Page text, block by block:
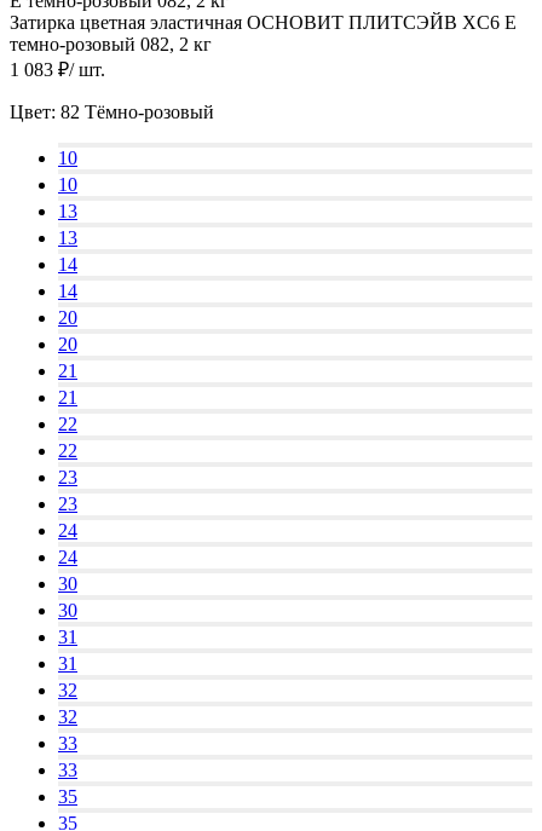
Затирка цветная эластичная ОСНОВИТ ПЛИТСЭЙВ XC6 E
темно-розовый 082, 2 кг
1 083 ₽/ шт.
Цвет: 82 Тёмно-розовый
10
10
13
13
14
14
20
20
21
21
22
22
23
23
24
24
30
30
31
31
32
32
33
33
35
35